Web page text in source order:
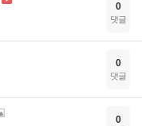
0
댓글
0
댓글
0